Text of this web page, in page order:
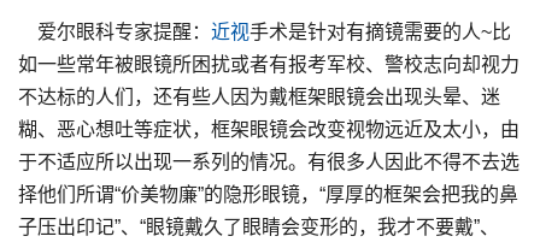
爱尔眼科专家提醒： 近视手术是针对有摘镜需要的人~比
如一些常年被眼镜所困扰或者有报考军校、警校志向却视力
不达标的人们，还有些人因为戴框架眼镜会出现头晕、迷
糊、恶心想吐等症状，框架眼镜会改变视物远近及太小，由
于不适应所以出现一系列的情况。有很多人因此不得不去选
择他们所谓“价美物廉”的隐形眼镜，“厚厚的框架会把我的鼻
子压出印记”、“眼镜戴久了眼睛会变形的，我才不要戴”、